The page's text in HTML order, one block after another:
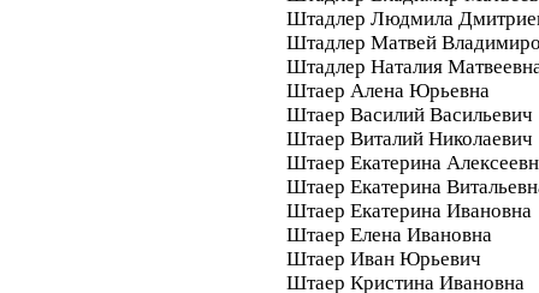
Штадлер Людмила
Штадлер Матвей
Штадлер Наталия
Штаер Алена Юрьевна
Штаер Василий Васильевич
Штаер Виталий Николаевич
Штаер Екатерина
Штаер Екатерина
Штаер Екатерина Ивановна
Штаер Елена Ивановна
Штаер Иван Юрьевич
Штаер Кристина Ивановна